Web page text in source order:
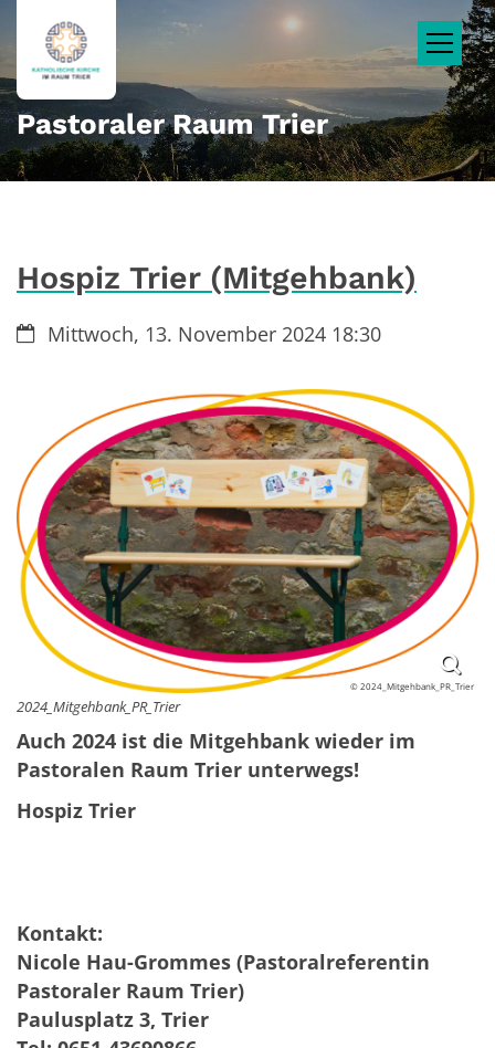
Pastoraler Raum Trier
Hospiz Trier (Mitgehbank)
Datum:Mittwoch, 13. November 2024 18:30
© 2024_Mitgehbank_PR_Trier
2024_Mitgehbank_PR_Trier
Auch 2024 ist die Mitgehbank wieder im
Pastoralen Raum Trier unterwegs!
Hospiz Trier
Kontakt:
Nicole Hau-Grommes (Pastoralreferentin
Pastoraler Raum Trier)
Paulusplatz 3, Trier